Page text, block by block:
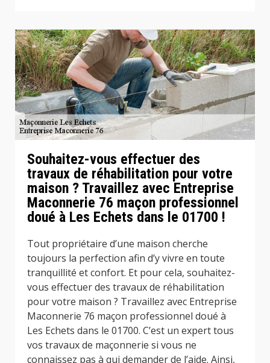
Souhaitez-vous effectuer des
travaux de réhabilitation pour votre
maison ? Travaillez avec Entreprise
Maconnerie 76 maçon professionnel
doué à Les Echets dans le 01700 !
Tout propriétaire d’une maison cherche
toujours la perfection afin d’y vivre en toute
tranquillité et confort. Et pour cela, souhaitez-
vous effectuer des travaux de réhabilitation
pour votre maison ? Travaillez avec Entreprise
Maconnerie 76 maçon professionnel doué à
Les Echets dans le 01700. C’est un expert tous
vos travaux de maçonnerie si vous ne
connaissez pas à qui demander de l’aide. Ainsi,